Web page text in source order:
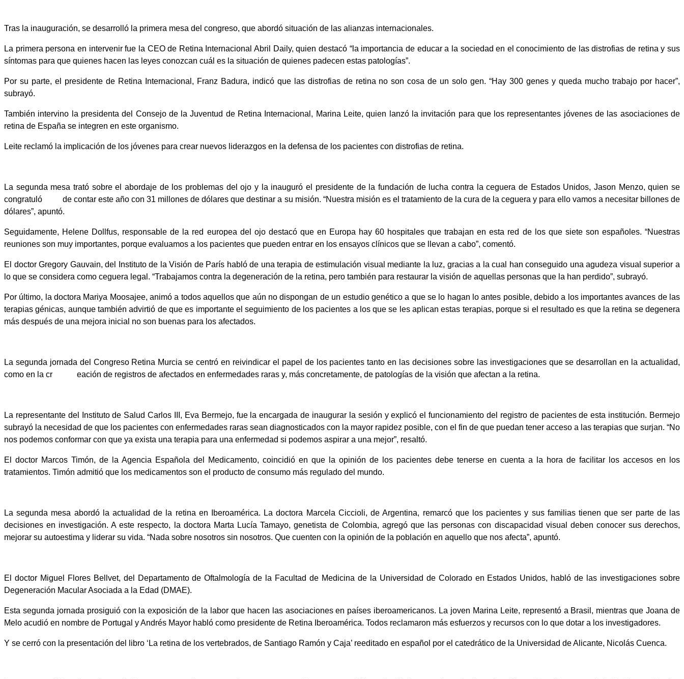
Tras la inauguración, se desarrolló la primera mesa del congreso, que abordó situación de las alianzas internacionales.
La primera persona en intervenir fue la CEO de Retina Internacional Abril Daily, quien destacó “la importancia de educar a la sociedad en el conocimiento de las distrofias de retina y sus
síntomas para que quienes hacen las leyes conozcan cuál es la situación de quienes padecen estas patologías”.
Por su parte, el presidente de Retina Internacional, Franz Badura, indicó que las distrofias de retina no son cosa de un solo gen. “Hay 300 genes y queda mucho trabajo por hacer”,
subrayó.
También intervino la presidenta del Consejo de la Juventud de Retina Internacional, Marina Leite, quien lanzó la invitación para que los representantes jóvenes de las asociaciones de
retina de España se integren en este organismo.
Leite reclamó la implicación de los jóvenes para crear nuevos liderazgos en la defensa de los pacientes con distrofias de retina.
La segunda mesa trató sobre el abordaje de los problemas del ojo y la inauguró el presidente de la fundación de lucha contra la ceguera de Estados Unidos, Jason Menzo, quien se
congratuló de contar este año con 31 millones de dólares que destinar a su misión. “Nuestra misión es el tratamiento de la cura de la ceguera y para ello vamos a necesitar billones de
dólares”, apuntó.
Seguidamente, Helene Dollfus, responsable de la red europea del ojo destacó que en Europa hay 60 hospitales que trabajan en esta red de los que siete son españoles. “Nuestras
reuniones son muy importantes, porque evaluamos a los pacientes que pueden entrar en los ensayos clínicos que se llevan a cabo”, comentó.
El doctor Gregory Gauvain, del Instituto de la Visión de París habló de una terapia de estimulación visual mediante la luz, gracias a la cual han conseguido una agudeza visual superior a
lo que se considera como ceguera legal. “Trabajamos contra la degeneración de la retina, pero también para restaurar la visión de aquellas personas que la han perdido”, subrayó.
Por último, la doctora Mariya Moosajee, animó a todos aquellos que aún no dispongan de un estudio genético a que se lo hagan lo antes posible, debido a los importantes avances de las
terapias génicas, aunque también advirtió de que es importante el seguimiento de los pacientes a los que se les aplican estas terapias, porque si el resultado es que la retina se degenera
más después de una mejora inicial no son buenas para los afectados.
La segunda jornada del Congreso Retina Murcia se centró en reivindicar el papel de los pacientes tanto en las decisiones sobre las investigaciones que se desarrollan en la actualidad,
como en la cr eación de registros de afectados en enfermedades raras y, más concretamente, de patologías de la visión que afectan a la retina.
La representante del Instituto de Salud Carlos III, Eva Bermejo, fue la encargada de inaugurar la sesión y explicó el funcionamiento del registro de pacientes de esta institución. Bermejo
subrayó la necesidad de que los pacientes con enfermedades raras sean diagnosticados con la mayor rapidez posible, con el fin de que puedan tener acceso a las terapias que surjan. “No
nos podemos conformar con que ya exista una terapia para una enfermedad si podemos aspirar a una mejor”, resaltó.
El doctor Marcos Timón, de la Agencia Española del Medicamento, coincidió en que la opinión de los pacientes debe tenerse en cuenta a la hora de facilitar los accesos en los
tratamientos. Timón admitió que los medicamentos son el producto de consumo más regulado del mundo.
La segunda mesa abordó la actualidad de la retina en Iberoamérica. La doctora Marcela Ciccioli, de Argentina, remarcó que los pacientes y sus familias tienen que ser parte de las
decisiones en investigación. A este respecto, la doctora Marta Lucía Tamayo, genetista de Colombia, agregó que las personas con discapacidad visual deben conocer sus derechos,
mejorar su autoestima y liderar su vida. “Nada sobre nosotros sin nosotros. Que cuenten con la opinión de la población en aquello que nos afecta”, apuntó.
El doctor Miguel Flores Bellvet, del Departamento de Oftalmología de la Facultad de Medicina de la Universidad de Colorado en Estados Unidos, habló de las investigaciones sobre
Degeneración Macular Asociada a la Edad (DMAE).
Esta segunda jornada prosiguió con la exposición de la labor que hacen las asociaciones en países iberoamericanos. La joven Marina Leite, representó a Brasil, mientras que Joana de
Melo acudió en nombre de Portugal y Andrés Mayor habló como presidente de Retina Iberoamérica. Todos reclamaron más esfuerzos y recursos con lo que dotar a los investigadores.
Y se cerró con la presentación del libro ‘La retina de los vertebrados, de Santiago Ramón y Caja’ reeditado en español por el catedrático de la Universidad de Alicante, Nicolás Cuenca.